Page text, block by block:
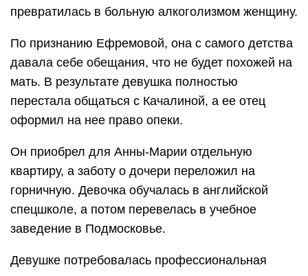
превратилась в больную алкоголизмом женщину.
По признанию Ефремовой, она с самого детства
давала себе обещания, что не будет похожей на
мать. В результате девушка полностью
перестала общаться с Качалиной, а ее отец
оформил на нее право опеки.
Он приобрел для Анны-Марии отдельную
квартиру, а заботу о дочери переложил на
горничную. Девочка обучалась в английской
спецшколе, а потом перевелась в учебное
заведение в Подмосковье.
Девушке потребовалась профессиональная